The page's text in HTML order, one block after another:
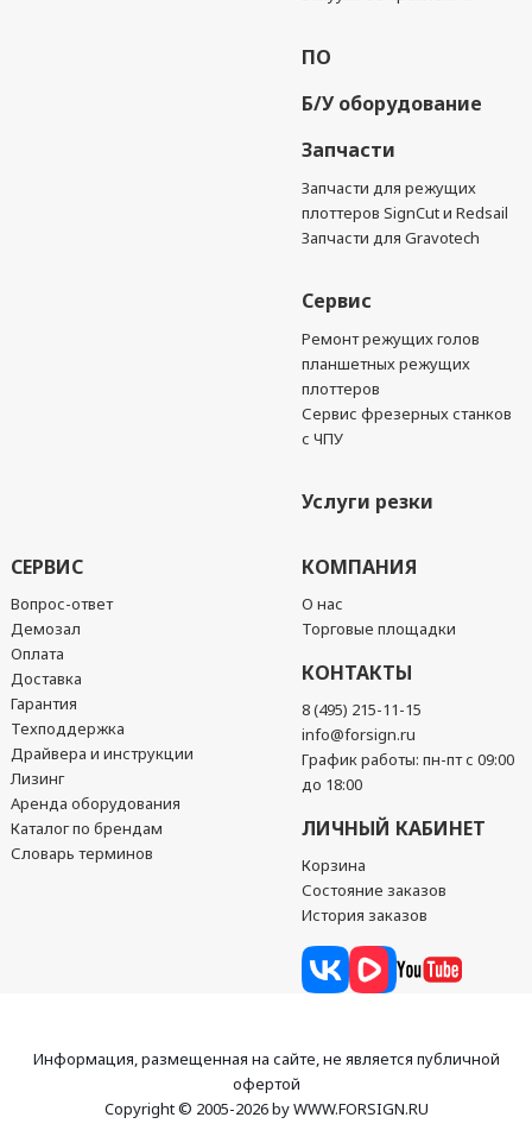
ПО
Б/У оборудование
Запчасти
Запчасти для режущих
плоттеров SignCut и Redsail
Запчасти для Gravotech
Сервис
Ремонт режущих голов
планшетных режущих
плоттеров
Сервис фрезерных станков
с ЧПУ
Услуги резки
СЕРВИС
Вопрос-ответ
Демозал
Оплата
Доставка
Гарантия
Техподдержка
Драйвера и инструкции
Лизинг
Аренда оборудования
Каталог по брендам
Словарь терминов
КОМПАНИЯ
О нас
Торговые площадки
КОНТАКТЫ
8 (495) 215-11-15
info@forsign.ru
График работы: пн-пт с 09:00
до 18:00
ЛИЧНЫЙ КАБИНЕТ
Корзина
Состояние заказов
История заказов
Информация, размещенная на сайте, не является публичной
офертой
Copyright © 2005-2026 by WWW.FORSIGN.RU